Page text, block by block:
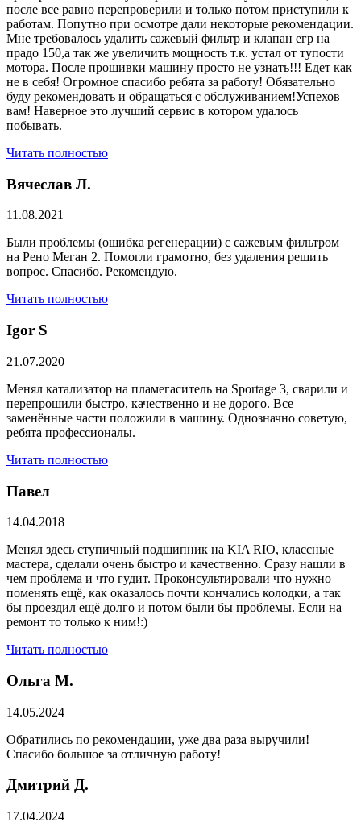
после все равно перепроверили и только потом приступили к
работам. Попутно при осмотре дали некоторые рекомендации.
Мне требовалось удалить сажевый фильтр и клапан егр на
прадо 150,а так же увеличить мощность т.к. устал от тупости
мотора. После прошивки машину просто не узнать!!! Едет как
не в себя! Огромное спасибо ребята за работу! Обязательно
буду рекомендовать и обращаться с обслуживанием!Успехов
вам! Наверное это лучший сервис в котором удалось
побывать.
Читать полностью
Вячеслав Л.
11.08.2021
Были проблемы (ошибка регенерации) с сажевым фильтром
на Рено Меган 2. Помогли грамотно, без удаления решить
вопрос. Спасибо. Рекомендую.
Читать полностью
​Igor S
21.07.2020
Менял катализатор на пламегаситель на Sportage 3, сварили и
перепрошили быстро, качественно и не дорого. Все
заменённые части положили в машину. Однозначно советую,
ребята профессионалы.
Читать полностью
Павел
14.04.2018
Менял здесь ступичный подшипник на KIA RIO, классные
мастера, сделали очень быстро и качественно. Сразу нашли в
чем проблема и что гудит. Проконсультировали что нужно
поменять ещё, как оказалось почти кончались колодки, а так
бы проездил ещё долго и потом были бы проблемы. Если на
ремонт то только к ним!:)
Читать полностью
Ольга М.
14.05.2024
Обратились по рекомендации, уже два раза выручили!
Спасибо большое за отличную работу!
Дмитрий Д.
17.04.2024